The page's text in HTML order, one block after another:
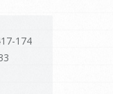
174